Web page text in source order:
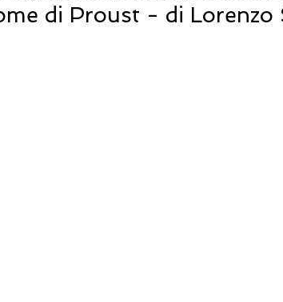
di Proust - di Lorenzo